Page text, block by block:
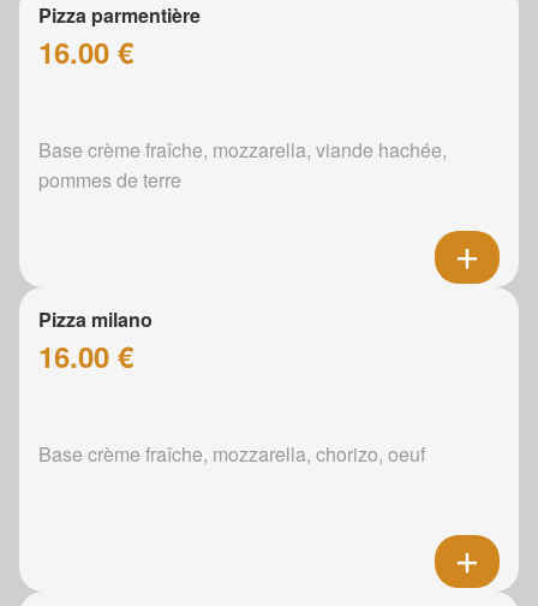
Pizza parmentière
16.00 €
Base crème fraîche, mozzarella, viande hachée,
pommes de terre
Pizza milano
16.00 €
Base crème fraîche, mozzarella, chorizo, oeuf